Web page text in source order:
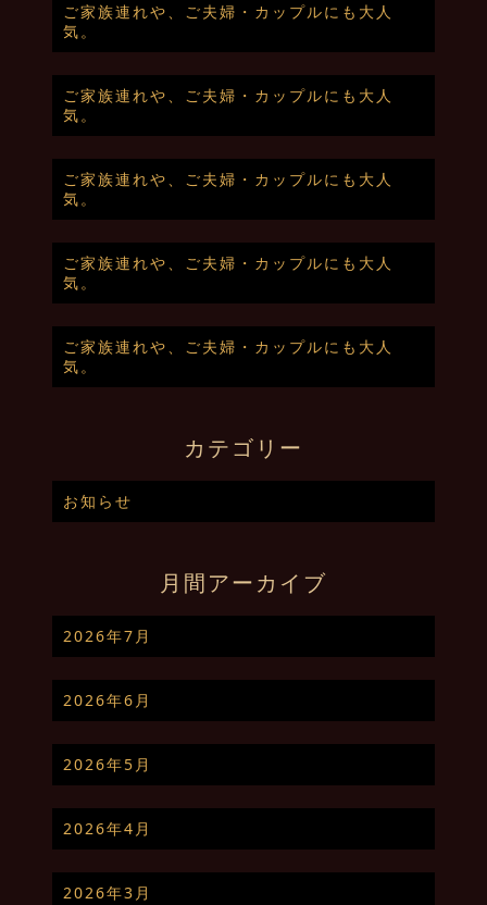
ご家族連れや、ご夫婦・カップルにも大人
気。
ご家族連れや、ご夫婦・カップルにも大人
気。
ご家族連れや、ご夫婦・カップルにも大人
気。
ご家族連れや、ご夫婦・カップルにも大人
気。
ご家族連れや、ご夫婦・カップルにも大人
気。
カテゴリー
お知らせ
月間アーカイブ
2026年7月
2026年6月
2026年5月
2026年4月
2026年3月